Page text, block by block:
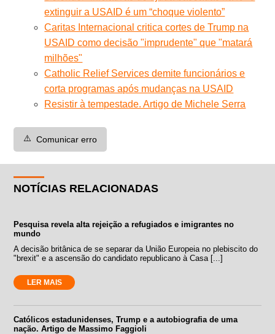
extinguir a USAID é um “choque violento”
Caritas Internacional critica cortes de Trump na
USAID como decisão "imprudente" que "matará
milhões"
Catholic Relief Services demite funcionários e
corta programas após mudanças na USAID
Resistir à tempestade. Artigo de Michele Serra
⚠️ Comunicar erro
NOTÍCIAS RELACIONADAS
Pesquisa revela alta rejeição a refugiados e imigrantes no
mundo
A decisão britânica de se separar da União Europeia no plebiscito do
"brexit" e a ascensão do candidato republicano à Casa [...]
LER MAIS
Católicos estadunidenses, Trump e a autobiografia de uma
nação. Artigo de Massimo Faggioli